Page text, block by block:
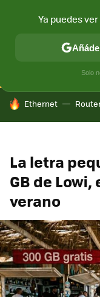
CONECTIVIDAD
HOY SE HABLA DE
Ethernet
La letra
GB de
verano
Ya puedes
Solo